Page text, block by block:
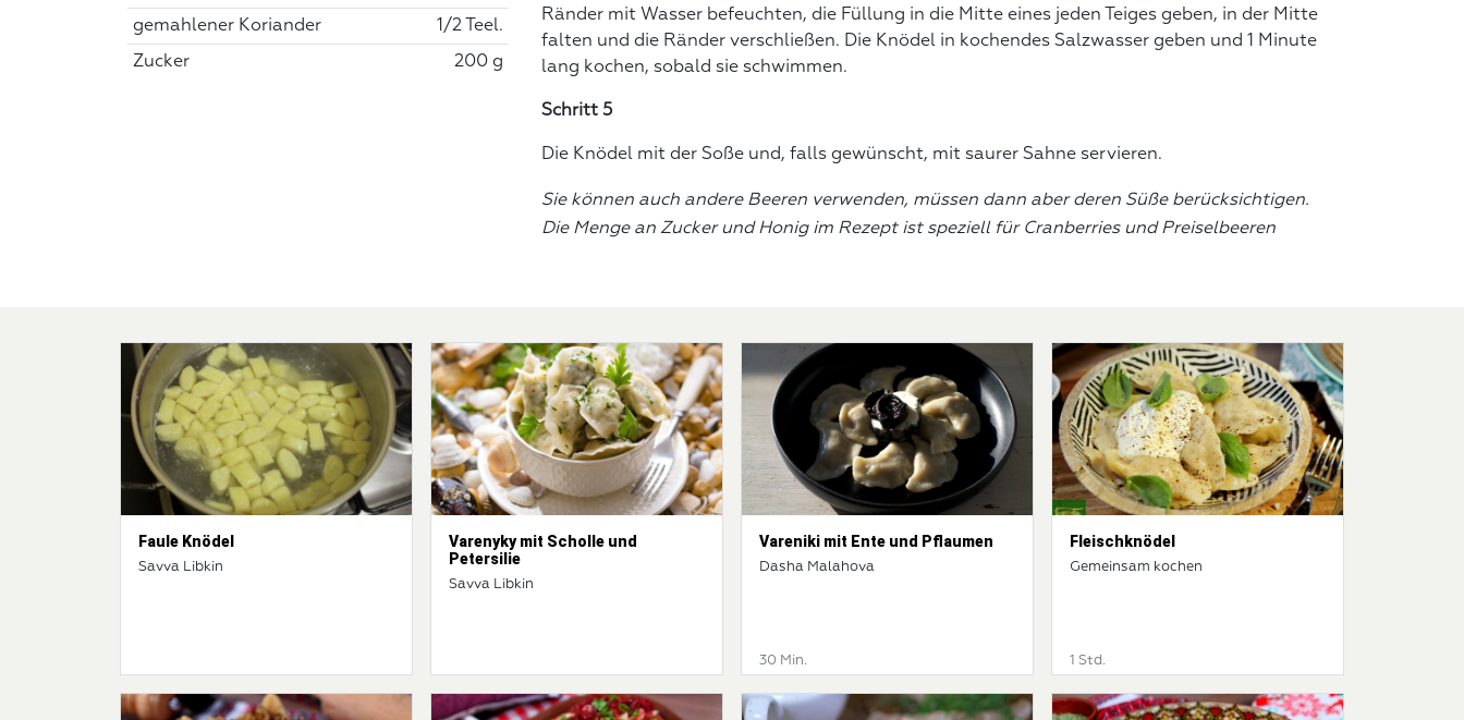
gemahlener Koriander 1/2 Teel.
Zucker 200 g
Ränder mit Wasser befeuchten, die Füllung in die Mitte eines jeden Teiges geben, in der Mitte
falten und die Ränder verschließen. Die Knödel in kochendes Salzwasser geben und 1 Minute
lang kochen, sobald sie schwimmen.
Schritt 5
Die Knödel mit der Soße und, falls gewünscht, mit saurer Sahne servieren.
Sie können auch andere Beeren verwenden, müssen dann aber deren Süße berücksichtigen.
Die Menge an Zucker und Honig im Rezept ist speziell für Cranberries und Preiselbeeren
Faule Knödel
Savva Libkin
Varenyky mit Scholle und
Petersilie
Savva Libkin
Vareniki mit Ente und Pflaumen
Dasha Malahova
30 Min.
Fleischknödel
Gemeinsam kochen
1 Std.